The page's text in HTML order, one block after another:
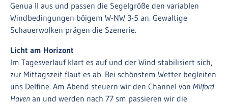
Genua II aus und passen die Segelgröße den variablen
Windbedingungen böigem W-NW 3-5 an. Gewaltige
Schauerwolken prägen die Szenerie.
Licht am Horizont
Im Tagesverlauf klart es auf und der Wind stabilisiert sich,
zur Mittagszeit flaut es ab. Bei schönstem Wetter begleiten
uns Delfine. Am Abend steuern wir den Channel von Milford
Haven an und werden nach 77 sm passieren wir die